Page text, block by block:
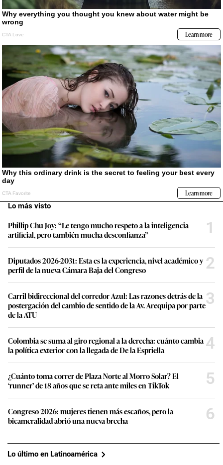
Lo más visto
Phillip Chu Joy: “Le tengo mucho respeto a la inteligencia
artificial, pero también mucha desconfianza”
1
Diputados 2026-2031: Esta es la experiencia, nivel académico y
perfil de la nueva Cámara Baja del Congreso
2
Carril bidireccional del corredor Azul: Las razones detrás de la
postergación del cambio de sentido de la Av. Arequipa por parte
de la ATU
3
Colombia se suma al giro regional a la derecha: cuánto cambia
la política exterior con la llegada de De la Espriella
4
¿Cuánto toma correr de Plaza Norte al Morro Solar? El
‘runner’ de 18 años que se reta ante miles en TikTok
5
Congreso 2026: mujeres tienen más escaños, pero la
bicameralidad abrió una nueva brecha
6
Lo último en Latinoamérica